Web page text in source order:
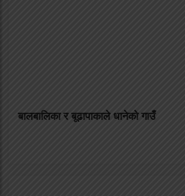
बालबालिका र बूढापाकाले धानेको गाउँ